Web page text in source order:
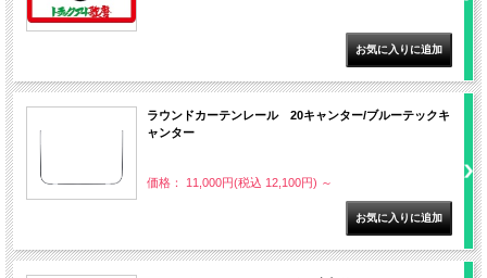
ラウンドカーテンレール 20キャンター/ブルーテックキ
ャンター
価格： 11,000円(税込 12,100円) ～